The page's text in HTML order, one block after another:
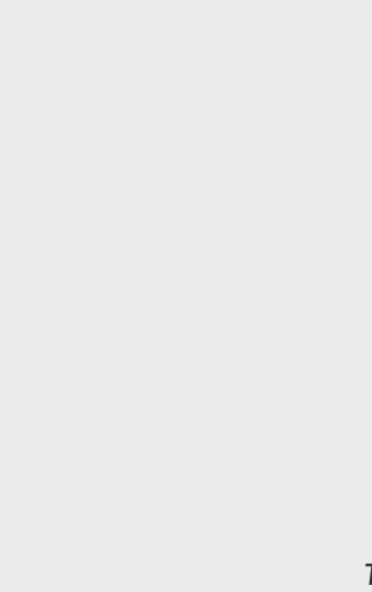
⏳ En dos días hábiles